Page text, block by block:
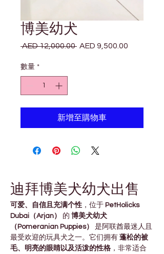
博美幼犬
AED 12,000.00 一AED 9,500.00
數量 *
新增至購物車
迪拜博美犬幼犬出售
可爱、自信且充满个性 ，位于 PetHolicks
Dubai（Arjan）
的 博美犬幼犬
（Pomeranian Puppies）
是阿联酋最迷人且
最受欢迎的玩具犬之一。它们拥有 蓬松的被
毛、明亮的眼睛以及活泼的性格 ，非常适合